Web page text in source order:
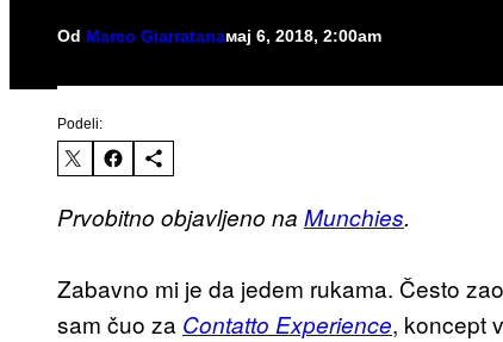
Od Marco Giarratanaмај 6, 2018, 2:00am
Podeli:
Prvobitno objavljeno na Munchies.
Zabavno mi je da jedem rukama. Često
sam čuo za Contatto Experience, koncept